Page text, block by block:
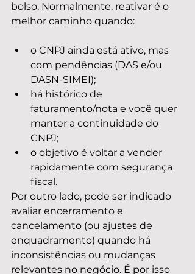
bolso. Normalmente, reativar é o
melhor caminho quando:
o CNPJ ainda está ativo, mas
com pendências (DAS e/ou
DASN-SIMEI);
há histórico de
faturamento/nota e você quer
manter a continuidade do
CNPJ;
o objetivo é voltar a vender
rapidamente com segurança
fiscal.
Por outro lado, pode ser indicado
avaliar encerramento e
cancelamento (ou ajustes de
enquadramento) quando há
inconsistências ou mudanças
relevantes no negócio. É por isso